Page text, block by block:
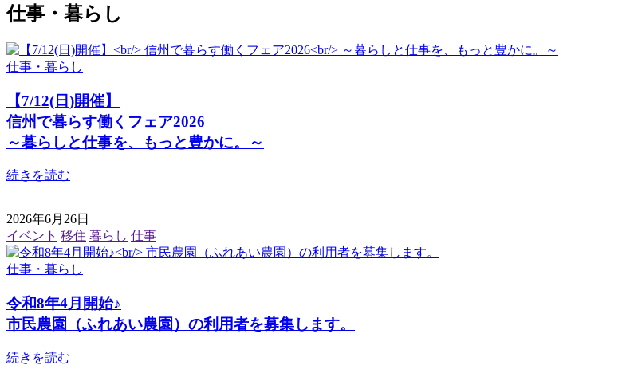
仕事・暮らし
仕事・暮らし
【7/12(日)開催】
信州で暮らす働くフェア2026
～暮らしと仕事を、もっと豊かに。～
続きを読む
2026年6月26日
イベント 移住 暮らし 仕事
仕事・暮らし
令和8年4月開始♪
市民農園（ふれあい農園）の利用者を募集します。
続きを読む